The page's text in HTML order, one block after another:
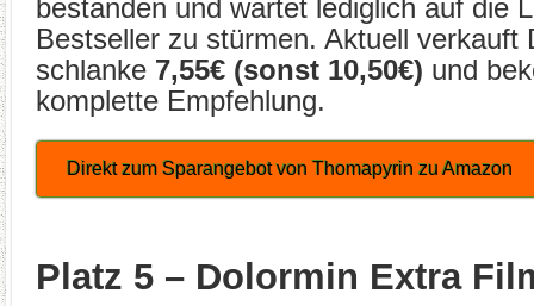
bestanden und wartet lediglich auf die
Bestseller zu stürmen. Aktuell verkauft
schlanke 7,55€ (sonst 10,50€) und
komplette Empfehlung.
Direkt zum Sparangebot von Thomapyrin zu Amazon
Platz 5 – Dolormin Extra